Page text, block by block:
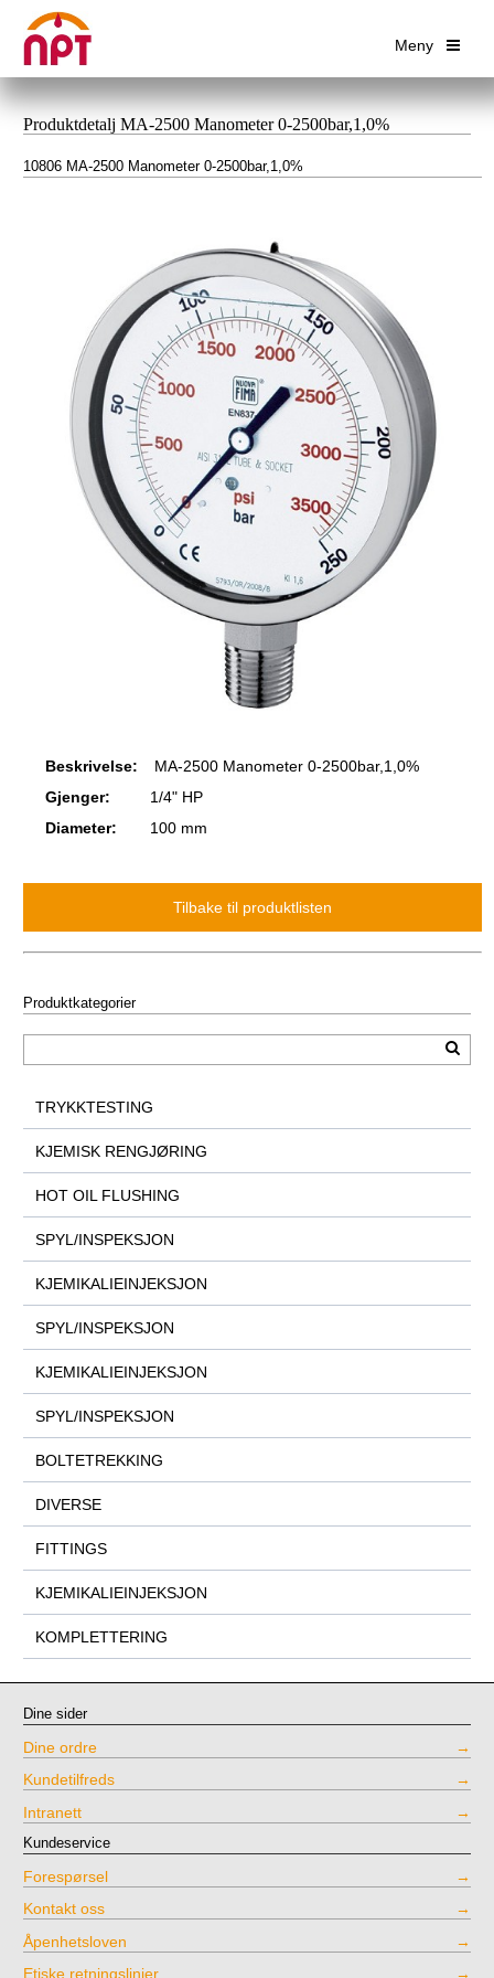
Meny
Produktdetalj MA-2500 Manometer 0-2500bar,1,0%
10806 MA-2500 Manometer 0-2500bar,1,0%
Beskrivelse:
MA-2500 Manometer 0-2500bar,1,0%
Gjenger:
1/4" HP
Diameter:
100 mm
Produktkategorier
TRYKKTESTING
KJEMISK RENGJØRING
HOT OIL FLUSHING
SPYL/INSPEKSJON
KJEMIKALIEINJEKSJON
SPYL/INSPEKSJON
KJEMIKALIEINJEKSJON
SPYL/INSPEKSJON
BOLTETREKKING
DIVERSE
FITTINGS
KJEMIKALIEINJEKSJON
KOMPLETTERING
Dine sider
Dine ordre
Kundetilfreds
Intranett
Kundeservice
Forespørsel
Kontakt oss
Åpenhetsloven
Etiske retningslinjer